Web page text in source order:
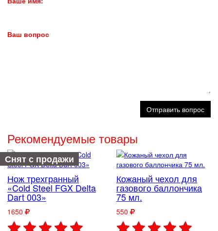
Ваш вопрос
Отправить вопрос
Рекомендуемые товары
Снят с продажи
Нож трехгранный
«Cold Steel FGX Delta
Dart 003»
1650
Кожаный чехол для
газового баллончика
75 мл.
550